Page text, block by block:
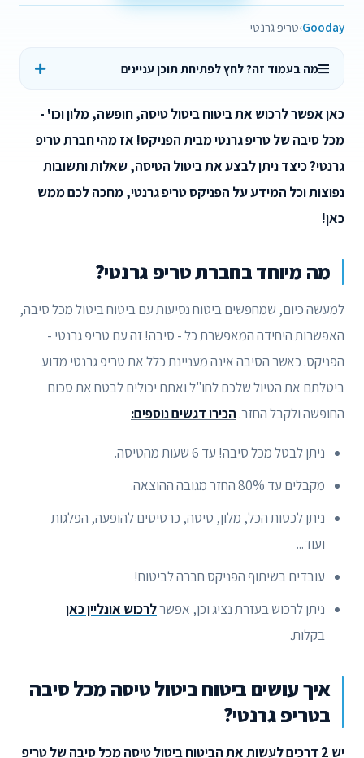
Gooday טריפ גרנטי
מה בעמוד זה? לחץ לפתיחת תוכן עניינים
כאן אפשר לרכוש את ביטוח ביטול טיסה, חופשה, מלון וכו' -
מכל סיבה של טריפ גרנטי מבית הפניקס! אז מהי חברת טריפ
גרנטי? כיצד ניתן לבצע את ביטול הטיסה, שאלות ותשובות
נפוצות וכל המידע על הפניקס טריפ גרנטי, מחכה לכם ממש
כאן!
מה מיוחד בחברת טריפ גרנטי?
למעשה כיום, שמחפשים ביטוח נסיעות עם ביטוח ביטול מכל סיבה,
האפשרות היחידה המאפשרת כל - סיבה! זה עם טריפ גרנטי -
הפניקס. כאשר הסיבה אינה מעניינת כלל את טריפ גרנטי מדוע
ביטלתם את הטיול שלכם לחו"ל ואתם יכולים לבטח את סכום
החופשה ולקבל החזר. הכירו דגשים נוספים:
ניתן לבטל מכל סיבה! עד 6 שעות מהטיסה.
מקבלים עד 80% החזר מגובה ההוצאה.
ניתן לכסות הכל, מלון, טיסה, כרטיסים להופעה, הפלגות
ועוד...
עובדים בשיתוף הפניקס חברה לביטוח!
ניתן לרכוש בעזרת נציג וכן, אפשרלרכוש אונליין כאן
בקלות.
איך עושים ביטוח ביטול טיסה מכל סיבה
בטריפ גרנטי?
יש 2 דרכים לעשות את הביטוח ביטול טיסה מכל סיבה של טריפ